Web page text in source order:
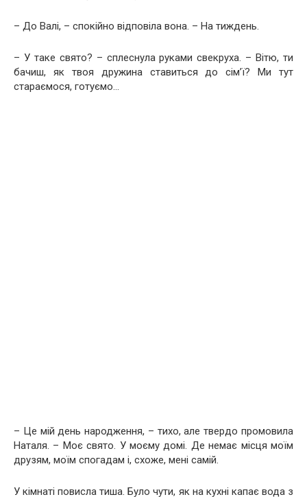
– До Валі, – спокійно відповіла вона. – На тиждень.
– У таке свято? – сплеснула руками свекруха. – Вітю, ти
бачиш, як твоя дружина ставиться до сім’ї? Ми тут
стараємося, готуємо…
– Це мій день народження, – тихо, але твердо промовила
Наталя. – Моє свято. У моєму домі. Де немає місця моїм
друзям, моїм спогадам і, схоже, мені самій.
У кімнаті повисла тиша. Було чути, як на кухні капає вода з